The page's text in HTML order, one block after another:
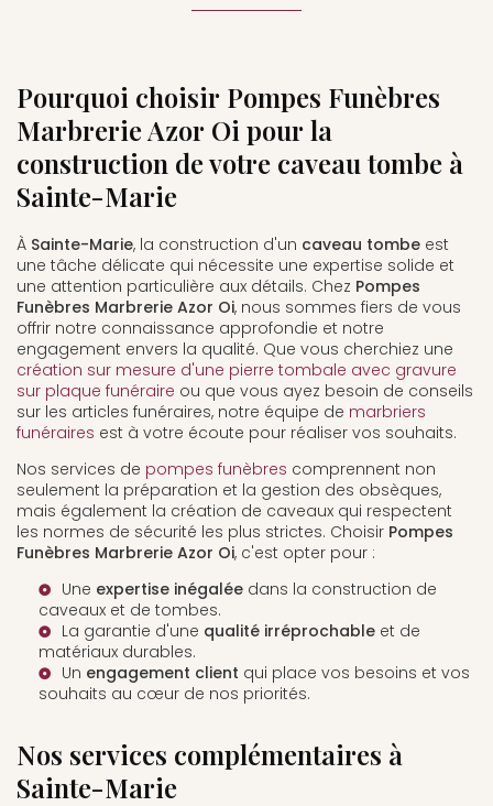
Pourquoi choisir Pompes Funèbres
Marbrerie Azor Oi pour la
construction de votre caveau tombe à
Sainte-Marie
À Sainte-Marie, la construction d'un caveau tombe est
une tâche délicate qui nécessite une expertise solide et
une attention particulière aux détails. Chez Pompes
Funèbres Marbrerie Azor Oi, nous sommes fiers de vous
offrir notre connaissance approfondie et notre
engagement envers la qualité. Que vous cherchiez une
création sur mesure d'une pierre tombale avec gravure
sur plaque funéraire ou que vous ayez besoin de conseils
sur les articles funéraires, notre équipe de marbriers
funéraires est à votre écoute pour réaliser vos souhaits.
Nos services de pompes funèbres comprennent non
seulement la préparation et la gestion des obsèques,
mais également la création de caveaux qui respectent
les normes de sécurité les plus strictes. Choisir Pompes
Funèbres Marbrerie Azor Oi, c'est opter pour :
Une expertise inégalée dans la construction de
caveaux et de tombes.
La garantie d'une qualité irréprochable et de
matériaux durables.
Un engagement client qui place vos besoins et vos
souhaits au cœur de nos priorités.
Nos services complémentaires à
Sainte-Marie